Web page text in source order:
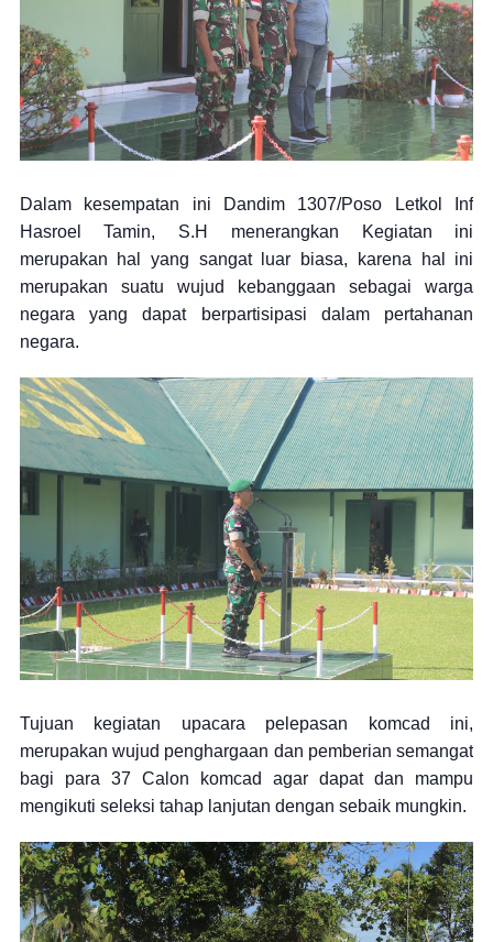
Dalam kesempatan ini Dandim 1307/Poso Letkol Inf
Hasroel Tamin, S.H menerangkan Kegiatan ini
merupakan hal yang sangat luar biasa, karena hal ini
merupakan suatu wujud kebanggaan sebagai warga
negara yang dapat berpartisipasi dalam pertahanan
negara.
Tujuan kegiatan upacara pelepasan komcad ini,
merupakan wujud penghargaan dan pemberian semangat
bagi para 37 Calon komcad agar dapat dan mampu
mengikuti seleksi tahap lanjutan dengan sebaik mungkin.